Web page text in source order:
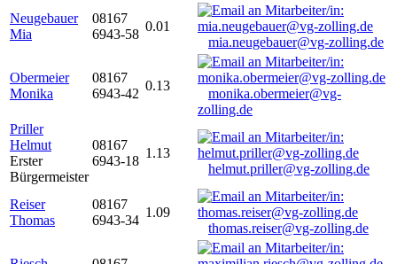
Neugebauer
Mia
08167
6943-58
0.01
mia.neugebauer@vg-zolling.de
Obermeier
Monika
08167
6943-42
0.13
monika.obermeier@vg-
zolling.de
Priller
Helmut
Erster
Bürgermeister
08167
6943-18
1.13
helmut.priller@vg-zolling.de
Reiser
Thomas
08167
6943-34
1.09
thomas.reiser@vg-zolling.de